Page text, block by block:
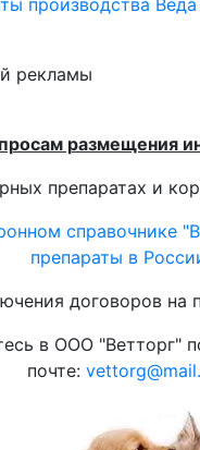
производства
рекламы
размещения
препаратах и
справочнике
препараты в
договоров на
в ООО "Ветторг"
почте: